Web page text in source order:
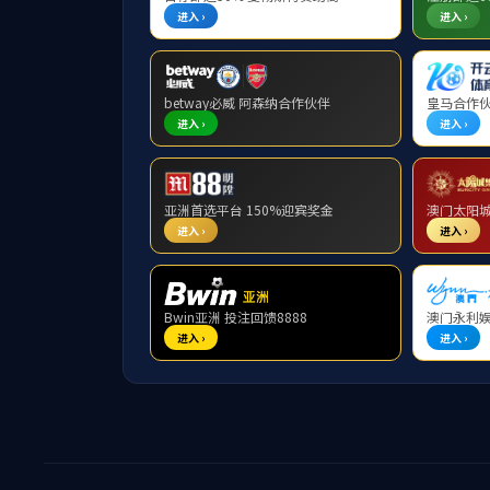
重点项目
长清大学城片区
济南